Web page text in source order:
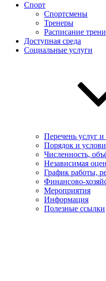
Спорт
Спортсмены
Тренеры
Расписание
Доступная среда
Социальные услуги
Перечень услуг
Порядок и
Численность,
Независимая
График работы,
Финансово-
Мероприятия
Информация
Полезные ссылки